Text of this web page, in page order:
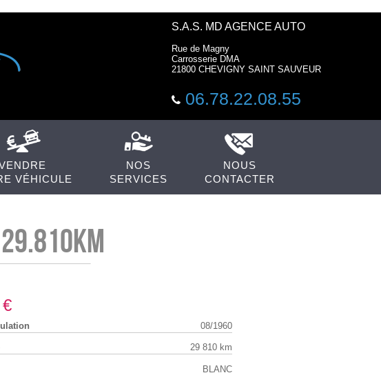
S.A.S. MD AGENCE AUTO
Rue de Magny
Carrosserie DMA
21800 CHEVIGNY SAINT SAUVEUR
06.78.22.08.55
VÉHICULE
NOS
SERVICES
NOUS
CONTACTER
29.810km
08/1960
29 810 km
BLANC